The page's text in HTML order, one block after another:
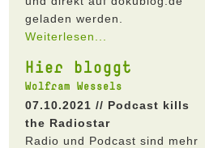
geladen werden.
Weiterlesen...
Hier bloggt
Wolfram Wessels
07.10.2021 // Podcast kills
the Radiostar
Radio und Podcast sind mehr